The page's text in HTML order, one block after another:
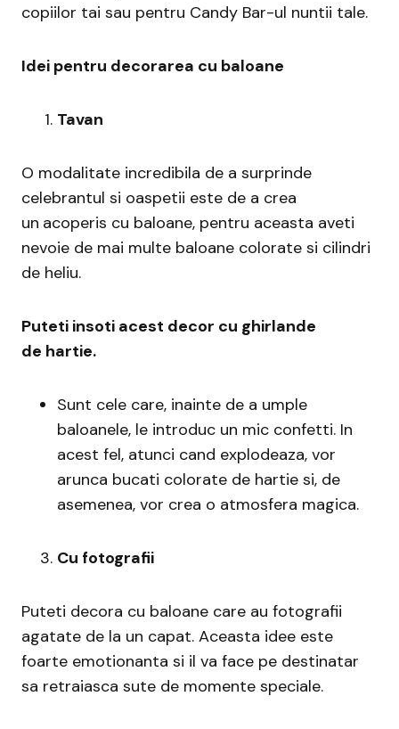
copiilor tai sau pentru Candy Bar-ul nuntii tale.
Idei pentru decorarea cu baloane
Tavan
O modalitate incredibila de a surprinde
celebrantul si oaspetii este de a crea
un acoperis cu baloane, pentru aceasta aveti
nevoie de mai multe baloane colorate si cilindri
de heliu.
Puteti insoti acest decor cu ghirlande
de hartie.
Sunt cele care, inainte de a umple
baloanele, le introduc un mic confetti. In
acest fel, atunci cand explodeaza, vor
arunca bucati colorate de hartie si, de
asemenea, vor crea o atmosfera magica.
Cu fotografii
Puteti decora cu baloane care au fotografii
agatate de la un capat. Aceasta idee este
foarte emotionanta si il va face pe destinatar
sa retraiasca sute de momente speciale.